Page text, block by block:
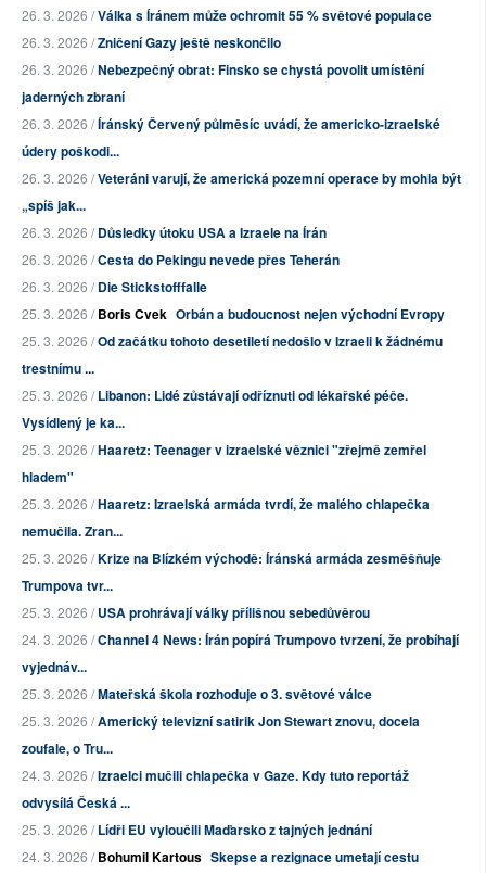
26. 3. 2026 /Válka s Íránem může ochromit 55 % světové populace
26. 3. 2026 /Zničení Gazy ještě neskončilo
26. 3. 2026 /Nebezpečný obrat: Finsko se chystá povolit umístění
jaderných zbraní
26. 3. 2026 /Íránský Červený půlměsíc uvádí, že americko-izraelské
údery poškodi...
26. 3. 2026 /Veteráni varují, že americká pozemní operace by mohla být
„spíš jak...
26. 3. 2026 /Důsledky útoku USA a Izraele na Írán
26. 3. 2026 /Cesta do Pekingu nevede přes Teherán
26. 3. 2026 /Die Stickstofffalle
25. 3. 2026 /Boris Cvek Orbán a budoucnost nejen východní Evropy
25. 3. 2026 /Od začátku tohoto desetiletí nedošlo v Izraeli k žádnému
trestnímu ...
25. 3. 2026 /Libanon: Lidé zůstávají odříznuti od lékařské péče.
Vysídlený je ka...
25. 3. 2026 /Haaretz: Teenager v izraelské věznici "zřejmě zemřel
hladem"
25. 3. 2026 /Haaretz: Izraelská armáda tvrdí, že malého chlapečka
nemučila. Zran...
25. 3. 2026 /Krize na Blízkém východě: Íránská armáda zesměšňuje
Trumpova tvr...
25. 3. 2026 /USA prohrávají války přílišnou sebedůvěrou
24. 3. 2026 /Channel 4 News: Írán popírá Trumpovo tvrzení, že probíhají
vyjednáv...
25. 3. 2026 /Mateřská škola rozhoduje o 3. světové válce
25. 3. 2026 /Americký televizní satirik Jon Stewart znovu, docela
zoufale, o Tru...
24. 3. 2026 /Izraelci mučili chlapečka v Gaze. Kdy tuto reportáž
odvysílá Česká ...
25. 3. 2026 /Lídři EU vyloučili Maďarsko z tajných jednání
24. 3. 2026 /Bohumil Kartous Skepse a rezignace umetají cestu